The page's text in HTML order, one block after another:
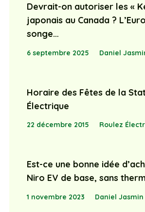
Devrait-on autoriser les «
japonais au Canada ?
songe…
6 septembre 2025 Daniel
Horaire des Fêtes de la
Électrique
22 décembre 2015 Roulez
Est-ce une bonne idée
Niro EV de base, sans
1 novembre 2023 Daniel Jasmin